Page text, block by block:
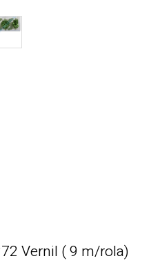
Vernil ( 9 m/rola)